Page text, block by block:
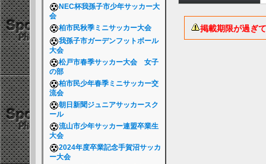
NEC杯我孫子市少年サッカー大
会
柏市民秋季ミニサッカー大会
我孫子市ガーデンフットボール
大会
松戸市春季サッカー大会 女子
の部
柏市民少年春季ミニサッカー交
流会
朝日新聞ジュニアサッカースク
ール
流山市少年サッカー連盟卒業生
大会
2024年度卒業記念手賀沼サッカ
ー大会
掲載期限が過ぎ